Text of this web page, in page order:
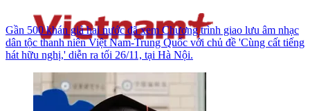
Gần 500 khán giả hai nước đã xem Chương trình giao lưu âm nhạc
dân tộc thanh niên Việt Nam-Trung Quốc với chủ đề 'Cùng cất tiếng
hát hữu nghị,' diễn ra tối 26/11, tại Hà Nội.